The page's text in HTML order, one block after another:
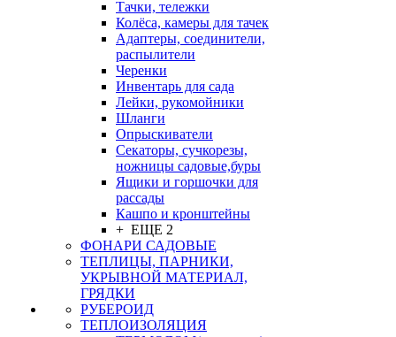
Тачки, тележки
Колёса, камеры для тачек
Адаптеры, соединители,
распылители
Черенки
Инвентарь для сада
Лейки, рукомойники
Шланги
Опрыскиватели
Секаторы, сучкорезы,
ножницы садовые,буры
Ящики и горшочки для
рассады
Кашпо и кронштейны
+ ЕЩЕ 2
ФОНАРИ САДОВЫЕ
ТЕПЛИЦЫ, ПАРНИКИ,
УКРЫВНОЙ МАТЕРИАЛ,
ГРЯДКИ
РУБЕРОИД
ТЕПЛОИЗОЛЯЦИЯ